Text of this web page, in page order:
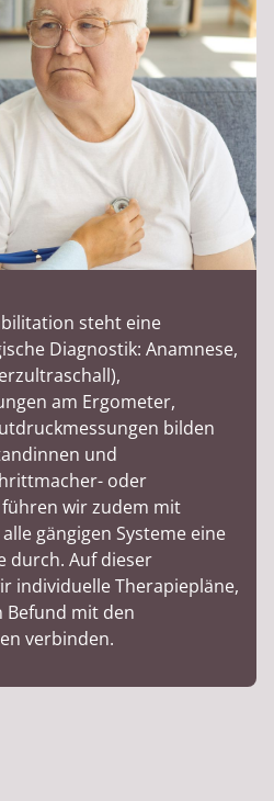
steht eine
Diagnostik: Anamnese,
am Ergometer,
bilden
und
oder
wir zudem mit
gängigen Systeme eine
durch. Auf dieser
individuelle Therapiepläne,
Befund mit den
verbinden.